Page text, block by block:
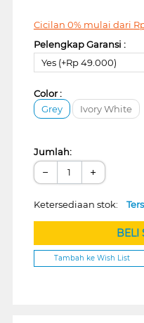
Cicilan 0% mulai dari
Pelengkap Garansi :
Yes (+Rp 49.000)
Color :
Grey
Ivory White
Jumlah:
− +
Ketersediaan stok:
BELI
Tambah ke Wish List